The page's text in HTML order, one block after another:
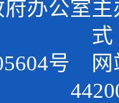
府办公
式
号 网